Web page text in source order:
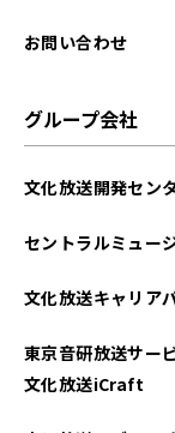
お問い合わせ
グループ会社
文化放送開発セン
セントラルミュー
文化放送キャリア
東京音研放送サー
文化放送iCraft